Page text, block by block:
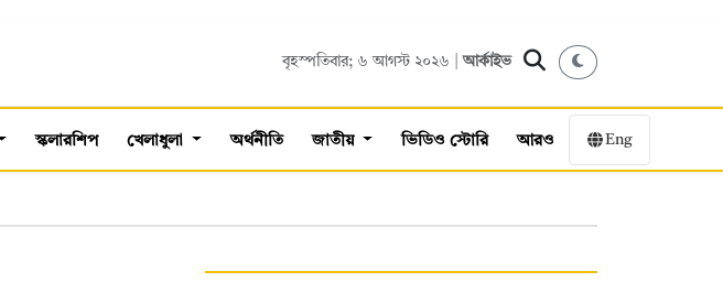
বৃহস্পতিবার; ৬ আগস্ট ২০২৬ |আর্কাইভ
স্কলারশিপ খেলাধুলা অর্থনীতি জাতীয় ভিডিও স্টোরি আরও Eng